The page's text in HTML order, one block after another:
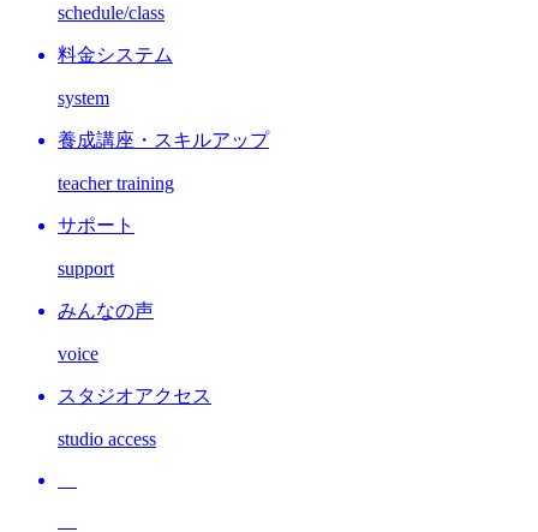
schedule/class
料金システム
system
養成講座・スキルアップ
teacher training
サポート
support
みんなの声
voice
スタジオアクセス
studio access